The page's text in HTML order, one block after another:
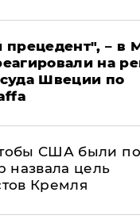
прецедент", – в
на
Швеции по
США были
назвала цель
Кремля